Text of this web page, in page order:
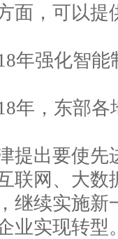
面，可以提
年强化智能
年，东部
提出要使先
联网、大数
继续实施新
业实现转型